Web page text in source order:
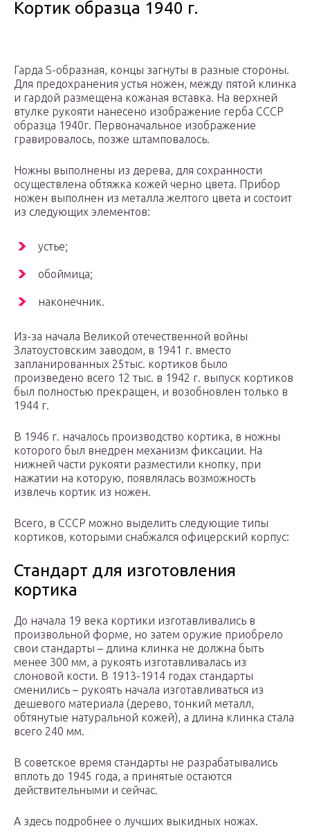
Кортик образца 1940 г.
Гарда S-образная, концы загнуты в разные стороны.
Для предохранения устья ножен, между пятой клинка
и гардой размещена кожаная вставка. На верхней
втулке рукояти нанесено изображение герба СССР
образца 1940г. Первоначальное изображение
гравировалось, позже штамповалось.
Ножны выполнены из дерева, для сохранности
осуществлена обтяжка кожей черно цвета. Прибор
ножен выполнен из металла желтого цвета и состоит
из следующих элементов:
устье;
обоймица;
наконечник.
Из-за начала Великой отечественной войны
Златоустовским заводом, в 1941 г. вместо
запланированных 25тыс. кортиков было
произведено всего 12 тыс. в 1942 г. выпуск кортиков
был полностью прекращен, и возобновлен только в
1944 г.
В 1946 г. началось производство кортика, в ножны
которого был внедрен механизм фиксации. На
нижней части рукояти разместили кнопку, при
нажатии на которую, появлялась возможность
извлечь кортик из ножен.
Всего, в СССР можно выделить следующие типы
кортиков, которыми снабжался офицерский корпус:
Стандарт для изготовления
кортика
До начала 19 века кортики изготавливались в
произвольной форме, но затем оружие приобрело
свои стандарты – длина клинка не должна быть
менее 300 мм, а рукоять изготавливалась из
слоновой кости. В 1913-1914 годах стандарты
сменились – рукоять начала изготавливаться из
дешевого материала (дерево, тонкий металл,
обтянутые натуральной кожей), а длина клинка стала
всего 240 мм.
В советское время стандарты не разрабатывались
вплоть до 1945 года, а принятые остаются
действительными и сейчас.
А здесь подробнее о лучших выкидных ножах.